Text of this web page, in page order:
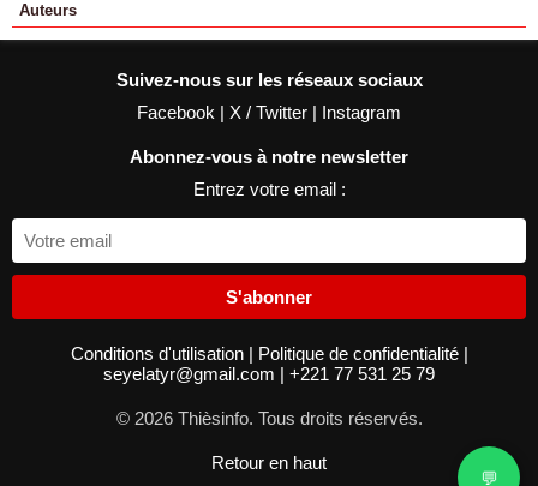
Auteurs
Suivez-nous sur les réseaux sociaux
Facebook | X / Twitter | Instagram
Abonnez-vous à notre newsletter
Entrez votre email :
S'abonner
Conditions d'utilisation | Politique de confidentialité |
seyelatyr@gmail.com | +221 77 531 25 79
© 2026 Thièsinfo. Tous droits réservés.
Retour en haut
💬